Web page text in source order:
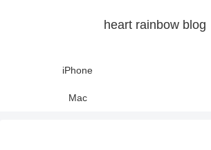
heart rainbow blog
iPhone
Mac